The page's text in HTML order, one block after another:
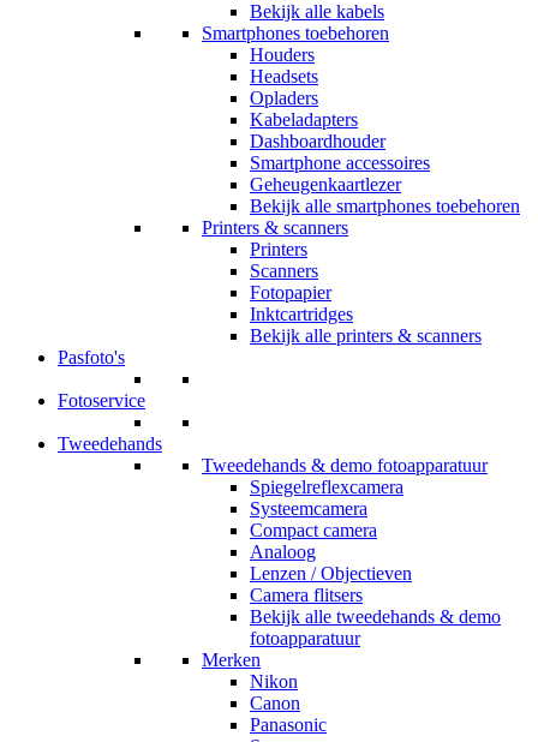
Bekijk alle kabels
Smartphones toebehoren
Houders
Headsets
Opladers
Kabeladapters
Dashboardhouder
Smartphone accessoires
Geheugenkaartlezer
Bekijk alle smartphones toebehoren
Printers & scanners
Printers
Scanners
Fotopapier
Inktcartridges
Bekijk alle printers & scanners
Pasfoto's
Fotoservice
Tweedehands
Tweedehands & demo fotoapparatuur
Spiegelreflexcamera
Systeemcamera
Compact camera
Analoog
Lenzen / Objectieven
Camera flitsers
Bekijk alle tweedehands & demo
fotoapparatuur
Merken
Nikon
Canon
Panasonic